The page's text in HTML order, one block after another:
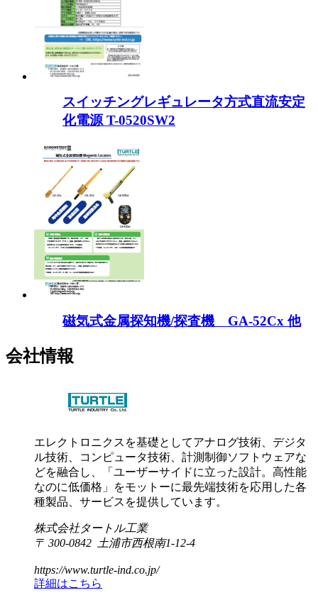
スイッチングレギュレータ方式直流安定
化電源 T-0520SW2
磁気式金属探知機/探査機 GA-52Cx 他
会社情報
エレクトロニクスを基礎としてアナログ技術、デジタ
ル技術、コンピュータ技術、計測制御ソフトウェアな
どを融合し、「ユーザーサイドに立った設計。高性能
なのに低価格」をモットーに最先端技術を応用した各
種製品、サービスを提供しています。
株式会社タートル工業
〒 300-0842 土浦市西根南1-12-4
https://www.turtle-ind.co.jp/
詳細はこちら